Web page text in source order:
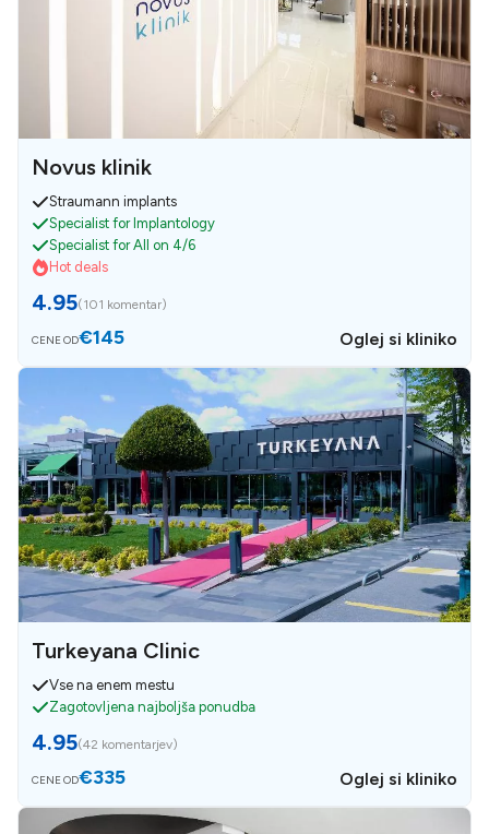
Novus klinik
Straumann implants
Specialist for Implantology
Specialist for All on 4/6
Hot deals
4.95(101 komentar)
CENE OD€145 Oglej si kliniko
Turkeyana Clinic
Vse na enem mestu
Zagotovljena najboljša ponudba
4.95(42 komentarjev)
CENE OD€335 Oglej si kliniko